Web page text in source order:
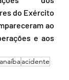
do Exército
ao
e aos
acidente